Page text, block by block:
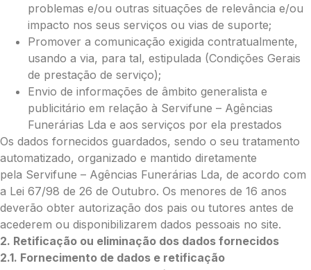
O seu email*
Mensagem a constar no cartão
Pedidos/Informações adicionais
Total:
0.00
€
problemas e/ou outras situações de relevância e/ou
impacto nos seus serviços ou vias de suporte;
Promover a comunicação exigida contratualmente,
usando a via, para tal, estipulada (Condições Gerais
de prestação de serviço);
Envio de informações de âmbito generalista e
publicitário em relação à Servifune – Agências
Funerárias Lda e aos serviços por ela prestados
Os dados fornecidos guardados, sendo o seu tratamento
automatizado, organizado e mantido diretamente
pela Servifune – Agências Funerárias Lda, de acordo com
a Lei 67/98 de 26 de Outubro. Os menores de 16 anos
deverão obter autorização dos pais ou tutores antes de
acederem ou disponibilizarem dados pessoais no site.
2. Retificação ou eliminação dos dados fornecidos
2.1. Fornecimento de dados e retificação